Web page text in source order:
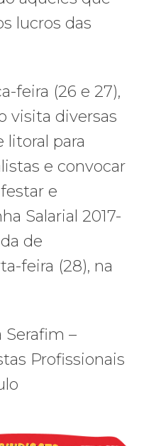
lucros das
feira (26 e 27),
visita diversas
litoral para
e convocar
e
Salarial 2017-
de
feira (28), na
Serafim –
Profissionais